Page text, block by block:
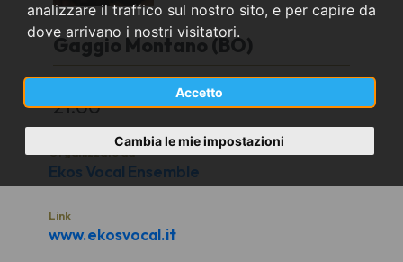
analizzare il traffico sul nostro sito, e per capire da
dove arrivano i nostri visitatori.
Accetto
Cambia le mie impostazioni
Gaggio Montano (BO)
21:00
Organizzato da
Ekos Vocal Ensemble
Link
www.ekosvocal.it